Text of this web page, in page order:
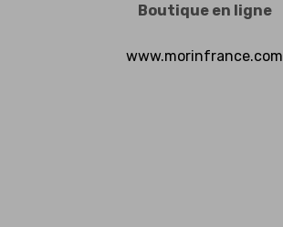
Boutique en ligne
www.morinfrance.com